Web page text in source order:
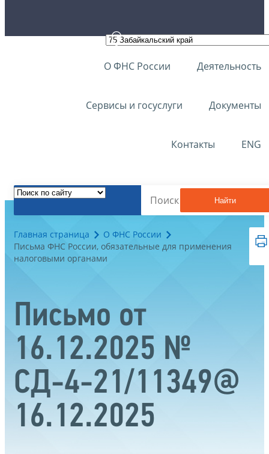
О ФНС России Деятельность
Сервисы и госуслуги Документы
Контакты ENG
Найти
Главная страница
О ФНС России
Письма ФНС России, обязательные для применения
налоговыми органами
Письмо от
16.12.2025 №
СД-4-21/11349@
16.12.2025